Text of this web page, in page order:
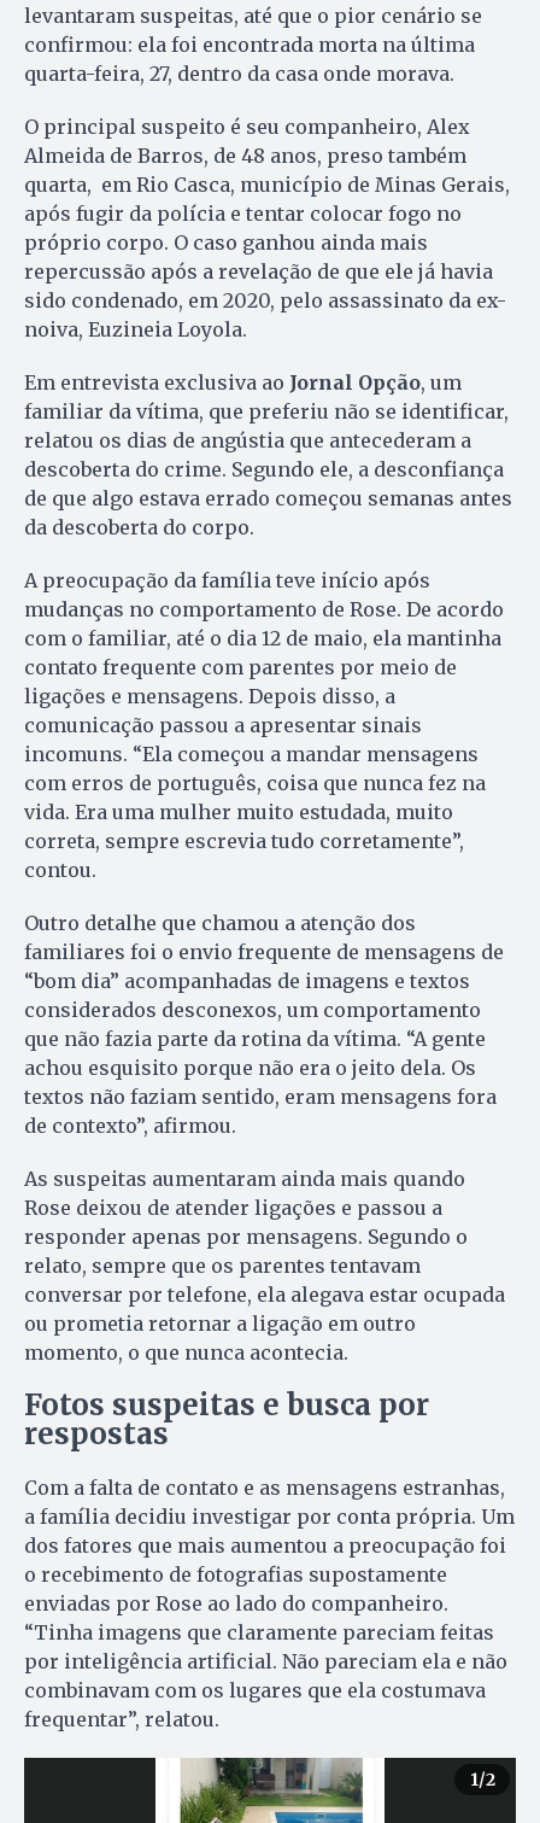
levantaram suspeitas, até que o pior cenário se
confirmou: ela foi encontrada morta na última
quarta-feira, 27, dentro da casa onde morava.
O principal suspeito é seu companheiro, Alex
Almeida de Barros, de 48 anos, preso também
quarta, em Rio Casca, município de Minas Gerais,
após fugir da polícia e tentar colocar fogo no
próprio corpo. O caso ganhou ainda mais
repercussão após a revelação de que ele já havia
sido condenado, em 2020, pelo assassinato da ex-
noiva, Euzineia Loyola.
Em entrevista exclusiva ao Jornal Opção, um
familiar da vítima, que preferiu não se identificar,
relatou os dias de angústia que antecederam a
descoberta do crime. Segundo ele, a desconfiança
de que algo estava errado começou semanas antes
da descoberta do corpo.
A preocupação da família teve início após
mudanças no comportamento de Rose. De acordo
com o familiar, até o dia 12 de maio, ela mantinha
contato frequente com parentes por meio de
ligações e mensagens. Depois disso, a
comunicação passou a apresentar sinais
incomuns. “Ela começou a mandar mensagens
com erros de português, coisa que nunca fez na
vida. Era uma mulher muito estudada, muito
correta, sempre escrevia tudo corretamente”,
contou.
Outro detalhe que chamou a atenção dos
familiares foi o envio frequente de mensagens de
“bom dia” acompanhadas de imagens e textos
considerados desconexos, um comportamento
que não fazia parte da rotina da vítima. “A gente
achou esquisito porque não era o jeito dela. Os
textos não faziam sentido, eram mensagens fora
de contexto”, afirmou.
As suspeitas aumentaram ainda mais quando
Rose deixou de atender ligações e passou a
responder apenas por mensagens. Segundo o
relato, sempre que os parentes tentavam
conversar por telefone, ela alegava estar ocupada
ou prometia retornar a ligação em outro
momento, o que nunca acontecia.
Fotos suspeitas e busca por
respostas
Com a falta de contato e as mensagens estranhas,
a família decidiu investigar por conta própria. Um
dos fatores que mais aumentou a preocupação foi
o recebimento de fotografias supostamente
enviadas por Rose ao lado do companheiro.
“Tinha imagens que claramente pareciam feitas
por inteligência artificial. Não pareciam ela e não
combinavam com os lugares que ela costumava
frequentar”, relatou.
1/2